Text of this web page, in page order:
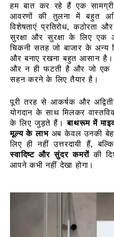
हम बात कर रहे हैं एक
आवरणों की तुलना में बहुत
विशेषताएं प्रतिरोध, कठोरता
सुरक्षा और सुरक्षा के लिए एक
चिकनी सतह जो बाजार के अन्य
और बनाए रखना बहुत आसान है।
और न ही फटती है और जो एक
सहन करने के लिए तैयार है।
पूरी तरह से आकर्षक और
योगदान के साथ मिलकर
के लिए जुड़ते हैं।बाथरूम में
मूल्य के लाभअब केवल उनकी
लिए ही नहीं उत्तरदायी हैं,
स्वादिष्ट और सुंदर कमरोंकी
आपने कभी नहीं देखा होगा।